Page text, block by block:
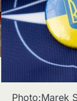
Photo:Marek